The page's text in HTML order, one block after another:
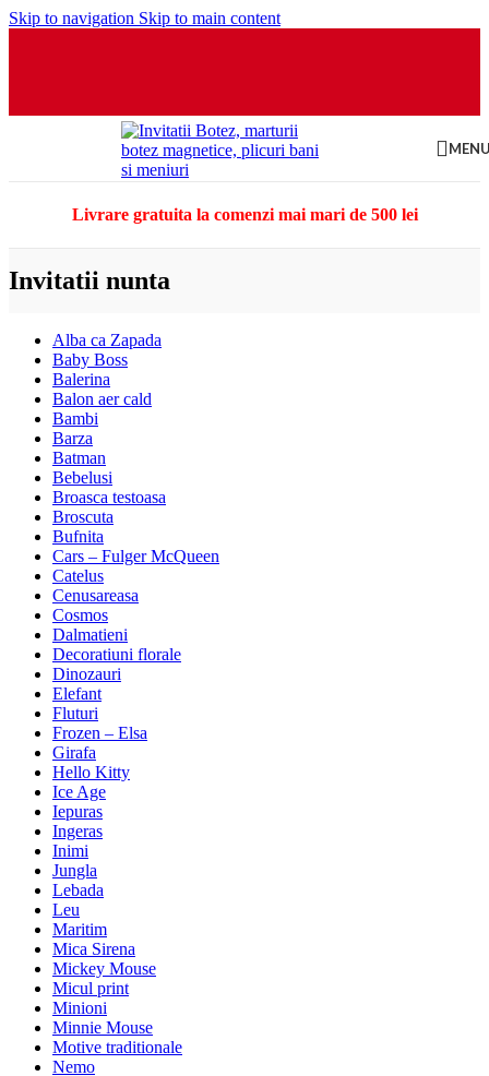
Skip to navigation Skip to main content
Livrare gratuita la comenzi mai mari de 500 lei
Invitatii nunta
Alba ca Zapada
Baby Boss
Balerina
Balon aer cald
Bambi
Barza
Batman
Bebelusi
Broasca testoasa
Broscuta
Bufnita
Cars – Fulger McQueen
Catelus
Cenusareasa
Cosmos
Dalmatieni
Decoratiuni florale
Dinozauri
Elefant
Fluturi
Frozen – Elsa
Girafa
Hello Kitty
Ice Age
Iepuras
Ingeras
Inimi
Jungla
Lebada
Leu
Maritim
Mica Sirena
Mickey Mouse
Micul print
Minioni
Minnie Mouse
Motive traditionale
Nemo